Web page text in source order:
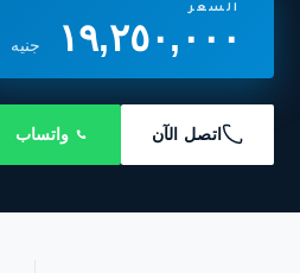
السعر
١٩,٢٥٠,٠٠٠ جنيه
اتصل الآن واتساب